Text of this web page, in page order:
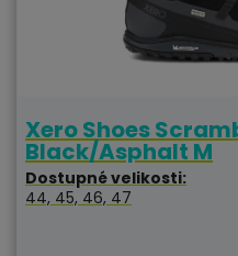
Xero Shoes
Black/Asphalt M
Dostupné velikosti:
44, 45, 46, 47